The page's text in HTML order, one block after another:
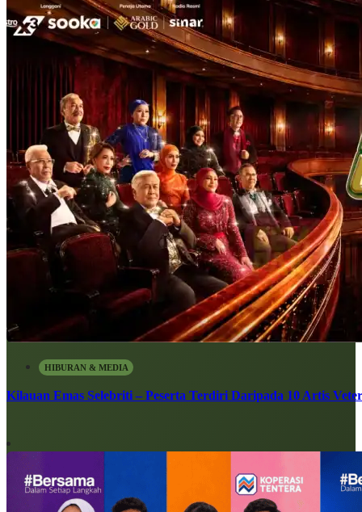
HIBURAN & MEDIA
Kilauan Emas Selebriti – Peserta Terdiri Daripada 10 Artis